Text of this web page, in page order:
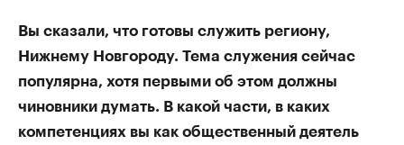
Вы сказали, что готовы служить региону,
Нижнему Новгороду. Тема служения сейчас
популярна, хотя первыми об этом должны
чиновники думать. В какой части, в каких
компетенциях вы как общественный деятель